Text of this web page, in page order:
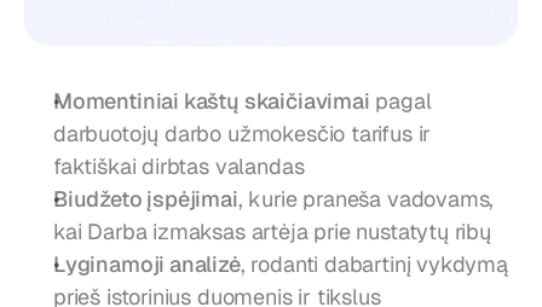
Momentiniai kaštų skaičiavimai pagal
darbuotojų darbo užmokesčio tarifus ir
faktiškai dirbtas valandas
Biudžeto įspėjimai, kurie praneša vadovams,
kai Darba izmaksas artėja prie nustatytų ribų
Lyginamoji analizė, rodanti dabartinį vykdymą
prieš istorinius duomenis ir tikslus